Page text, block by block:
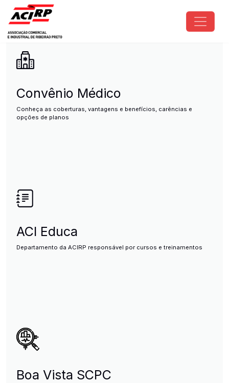
Pular para o conteúdo principal
ACIRP - Associação Comercial
Convênio Médico
Conheça as coberturas, vantagens e benefícios, carências e
opções de planos
ACI Educa
Departamento da ACIRP responsável por cursos e treinamentos
Boa Vista SCPC